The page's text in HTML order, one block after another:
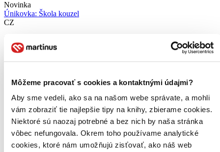
Môžeme pracovať s cookies a kontaktnými údajmi?
Aby sme vedeli, ako sa na našom webe správate, a mohli
vám zobraziť tie najlepšie tipy na knihy, zbierame cookies.
Niektoré sú naozaj potrebné a bez nich by naša stránka
vôbec nefungovala. Okrem toho používame analytické
cookies, ktoré nám umožňujú zisťovať, ako náš web
Novinka
Únikovka: Škola kouzel
CZ
Karetní únikovka s tématikou Akademie kouzel pro hráče od 12
let...
Hra
-10 %
Tento produkt máme síce aktuálne na sklade, máme však už
iba posledné kusy. Ak ho chcete mať rýchlo, ponáhľajte sa!
Dodanie ďalších môže trvať dlhšie, zvyčajne do šiestich dní.
Pridať do zoznamu
Vložiť do košíka